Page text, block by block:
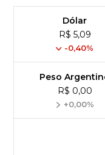
Dólar
R$ 5,09
-0,40%
Peso
R$ 0,00
+0,00%